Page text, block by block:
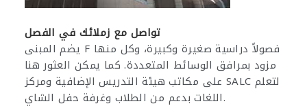
تواصل مع زملائك في الفصل
يضم المبنى F فصولاً دراسية صغيرة وكبيرة، وكل منها
مزود بمرافق الوسائط المتعددة. كما يمكن العثور هنا
على مكاتب هيئة التدريس الإضافية ومركز SALC لتعلم
اللغات بدعم من الطلاب وغرفة حفل الشاي.